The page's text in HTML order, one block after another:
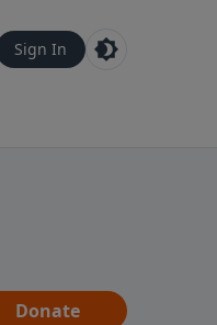
Sign In
Donate